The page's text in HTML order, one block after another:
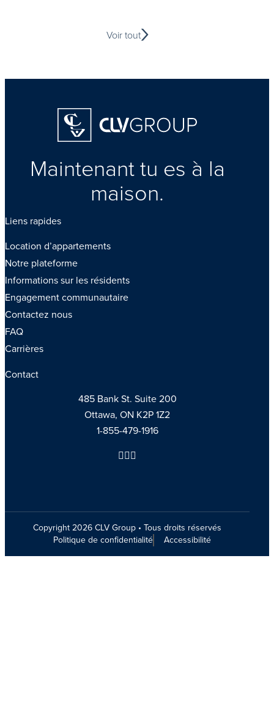
Voir tout
Maintenant tu es à la
maison.
Liens rapides
Location d’appartements
Notre plateforme
Informations sur les résidents
Engagement communautaire
Contactez nous
FAQ
Carrières
Contact
485 Bank St. Suite 200
Ottawa, ON K2P 1Z2
1-855-479-1916
Instagram
LinkedIn
Copyright 2026 CLV Group • Tous droits réservés
Politique de confidentialité
Accessibilité